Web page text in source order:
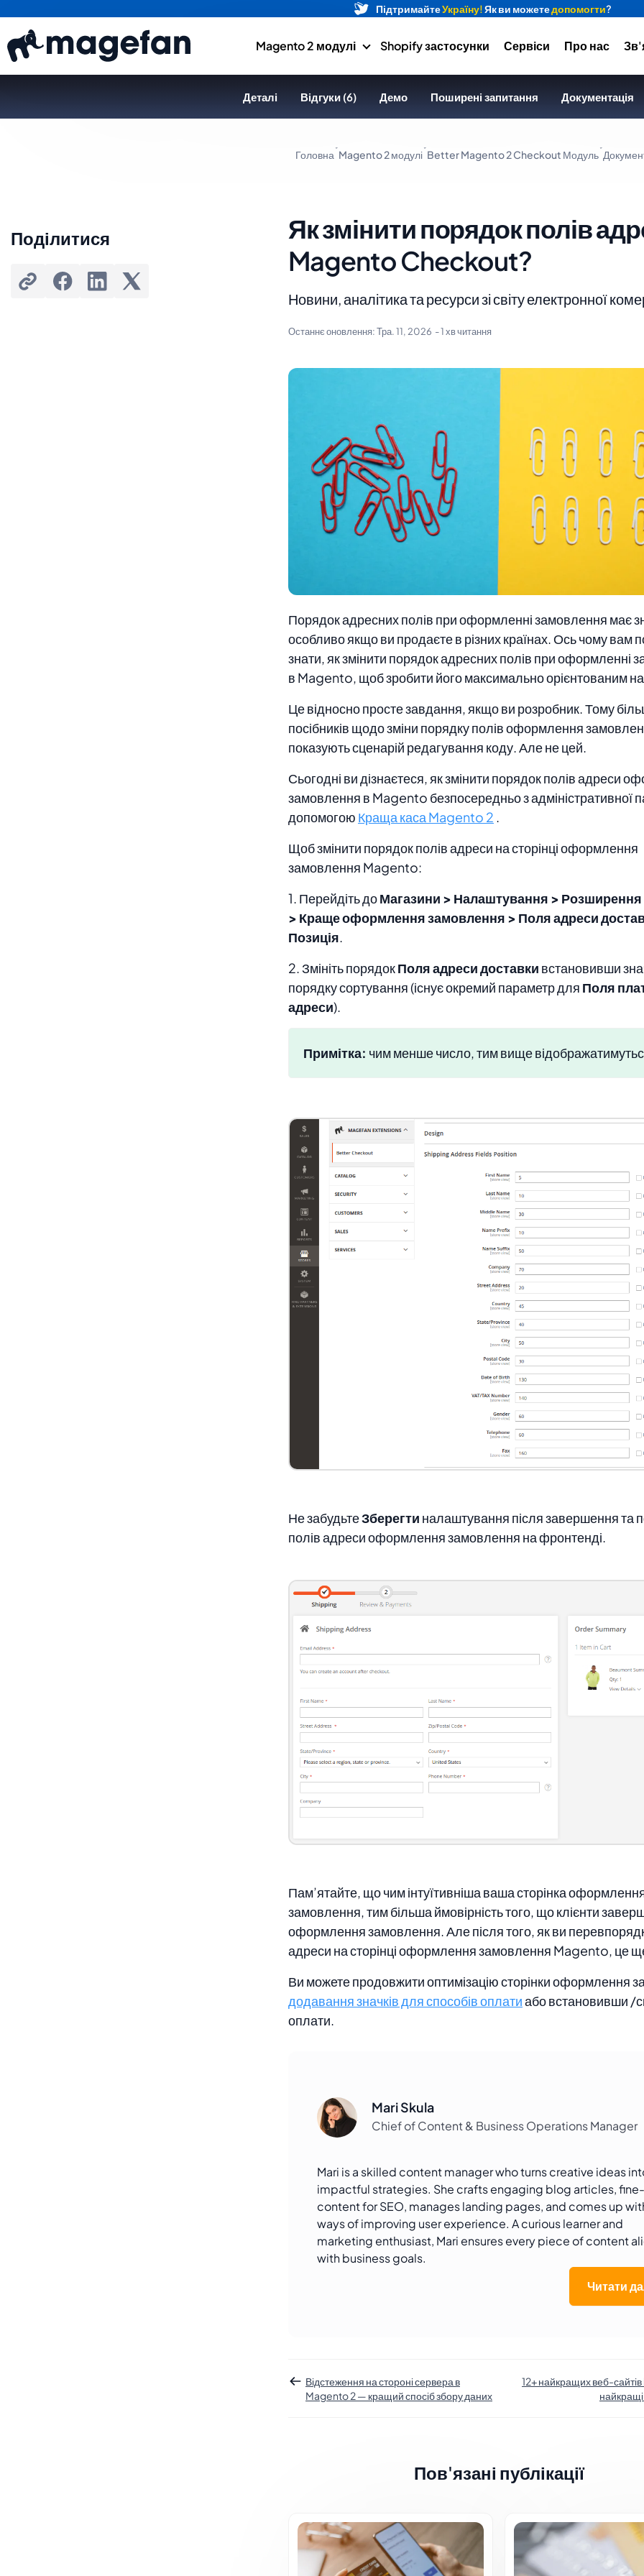
Magento 2 модулі Shopify застосунки Сервіси Про нас
Деталі Відгуки (6) Демо Поширені запитання Документація
Головна Magento 2 модулі Better Magento 2 Checkout Модуль
Як змінити порядок полів
Magento Checkout?
Новини, аналітика та ресурси зі світу електронної
Останнє оновлення:Тра. 11, 2026 - 1 хв читання
Порядок адресних полів при оформленні замовлення має
особливо якщо ви продаєте в різних країнах. Ось чому вам
знати, як змінити порядок адресних полів при оформленні
в Magento, щоб зробити його максимально орієнтованим на
Це відносно просте завдання, якщо ви розробник. Тому
посібників щодо зміни порядку полів оформлення
показують сценарій редагування коду. Але не цей.
Сьогодні ви дізнаєтеся, як змінити порядок полів адреси
замовлення в Magento безпосередньо з адміністративної
допомогою Краща каса Magento 2 .
Щоб змінити порядок полів адреси на сторінці оформлення
замовлення Magento:
1. Перейдіть доМагазини > Налаштування >
> Краще оформлення замовлення > Поля адреси
Позиція.
2. Змініть порядокПоля адреси доставки встановивши
порядку сортування (існує окремий параметр для Поля
адреси).
Примітка: чим менше число, тим вище
Не забудьтеЗберегти налаштування після завершення та
полів адреси оформлення замовлення на фронтенді.
Пам’ятайте, що чим інтуїтивніша ваша сторінка
замовлення, тим більша ймовірність того, що клієнти
оформлення замовлення. Але після того, як ви
адреси на сторінці оформлення замовлення Magento, це
Ви можете продовжити оптимізацію сторінки оформлення
додавання значків для способів оплатиабо встановивши /
оплати.
Mari Skula
Chief of Content & Business Operations Manager
Mari is a skilled content manager who turns creative ideas
impactful strategies. She crafts engaging blog articles,
content for SEO, manages landing pages, and comes up
ways of improving user experience. A curious learner and
marketing enthusiast, Mari ensures every piece of content
with business goals.
Читати
Відстеження на стороні сервера в
Magento 2 — кращий спосіб збору даних
12+ найкращих веб-
Пов'язані публікації
Поділитися
ПідтримайтеУкраїну!Як ви можетедопомогти?